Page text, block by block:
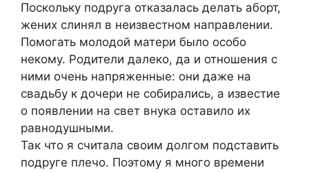
Поскольку подруга отказалась делать аборт,
жених слинял в неизвестном направлении.
Помогать молодой матери было особо
некому. Родители далеко, да и отношения с
ними очень напряженные: они даже на
свадьбу к дочери не собирались, а известие
о появлении на свет внука оставило их
равнодушными.
Так что я считала своим долгом подставить
подруге плечо. Поэтому я много времени